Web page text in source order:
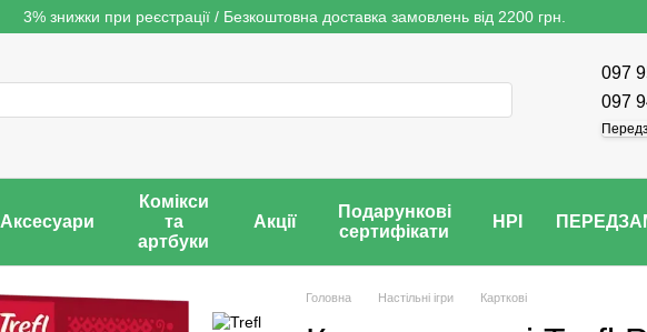
3% знижки при реєстрації / Безкоштовна доставка замовлень від 2200 грн.
097
097
Аксесуари
Комікси
та
артбуки
Акції
Подарункові
сертифікати
НРІ
Головна Настільні ігри Карткові